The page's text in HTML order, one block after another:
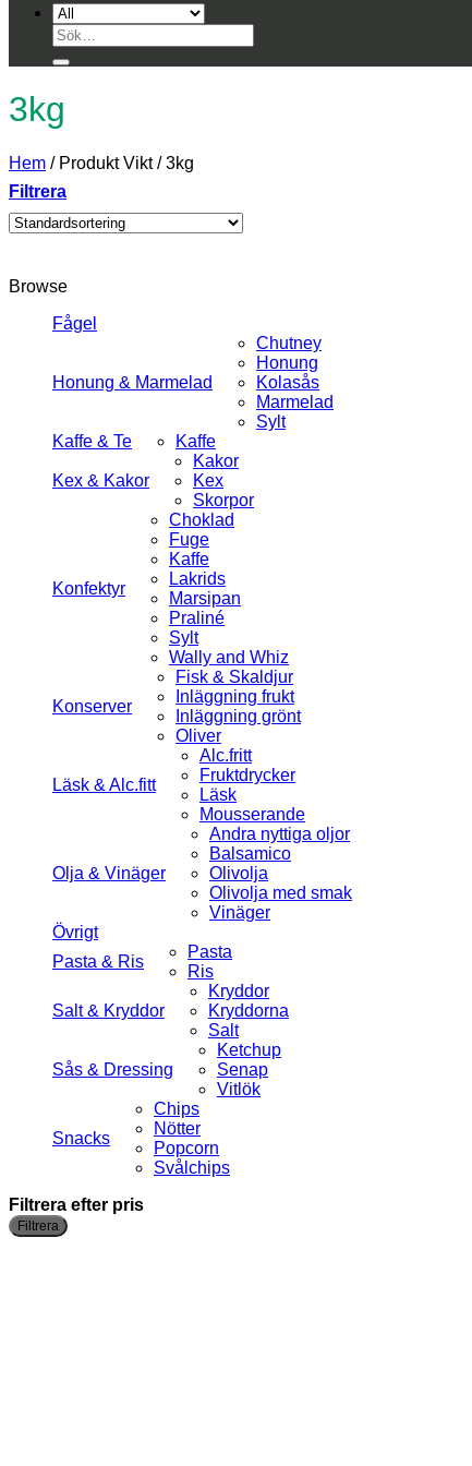
Sök
efter:
3kg
Hem /Produkt Vikt/3kg
Filtrera
Browse
Fågel
Honung & Marmelad
Chutney
Honung
Kolasås
Marmelad
Sylt
Kaffe & Te
Kaffe
Kex & Kakor
Kakor
Kex
Skorpor
Konfektyr
Choklad
Fuge
Kaffe
Lakrids
Marsipan
Praliné
Sylt
Wally and Whiz
Konserver
Fisk & Skaldjur
Inläggning frukt
Inläggning grönt
Oliver
Läsk & Alc.fitt
Alc.fritt
Fruktdrycker
Läsk
Mousserande
Olja & Vinäger
Andra nyttiga oljor
Balsamico
Olivolja
Olivolja med smak
Vinäger
Övrigt
Pasta & Ris
Pasta
Ris
Salt & Kryddor
Kryddor
Kryddorna
Salt
Sås & Dressing
Ketchup
Senap
Vitlök
Snacks
Chips
Nötter
Popcorn
Svålchips
Filtrera efter pris
Filtrera